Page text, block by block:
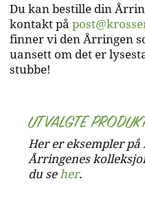
Du kan bestille din
kontakt på
finner vi den Årringen
uansett om det er
stubbe!
UTVALGTE
Her er eksempler
Årringenes
du seher.